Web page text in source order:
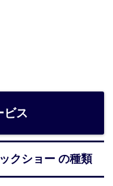
ビス
クショー の種類